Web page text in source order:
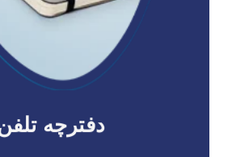
دفترچه
دفترچه‌تلفن
این امکان به شما کمک میکند تا علاوه بر
اطلاعاتی, آن را